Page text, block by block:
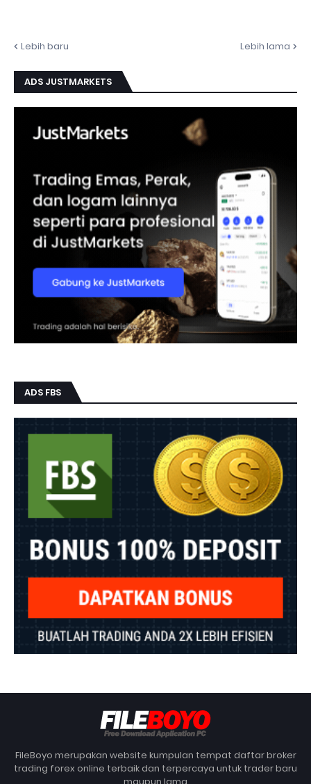
Lebih baru Lebih lama
ADS JUSTMARKETS
ADS FBS
FileBoyo merupakan website kumpulan tempat daftar broker
trading forex online terbaik dan terpercaya untuk trader baru